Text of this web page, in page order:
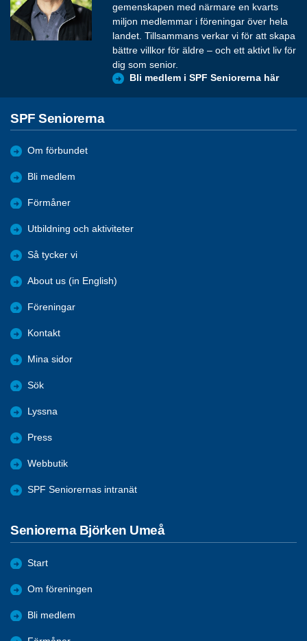
gemenskapen med närmare en kvarts
miljon medlemmar i föreningar över hela
landet. Tillsammans verkar vi för att skapa
bättre villkor för äldre – och ett aktivt liv för
dig som senior.
Bli medlem i SPF Seniorerna här
SPF Seniorerna
Om förbundet
Bli medlem
Förmåner
Utbildning och aktiviteter
Så tycker vi
About us (in English)
Föreningar
Kontakt
Mina sidor
Sök
Lyssna
Press
Webbutik
SPF Seniorernas intranät
Seniorerna Björken Umeå
Start
Om föreningen
Bli medlem